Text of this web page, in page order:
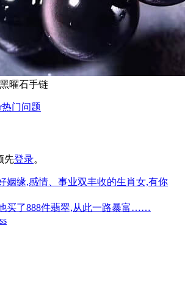
曜石手链
分
热门问题
先登录。
姻缘,感情、事业双丰收的生肖女,有你
买了888件翡翠,从此一路暴富……